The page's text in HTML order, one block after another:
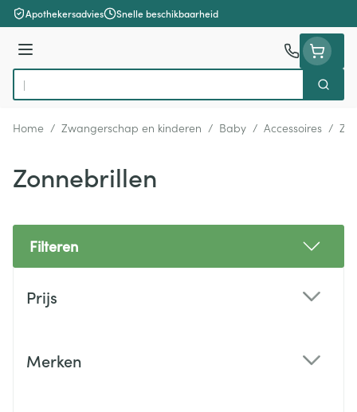
Ga naar de inhoud
Apothekersadvies Snelle beschikbaarheid
Menu
Product, merk, categorie...
Zoek
Home / Zwangerschap en kinderen / Baby / Accessoires /
Zonnebrillen
Filteren
Prijs
Merken